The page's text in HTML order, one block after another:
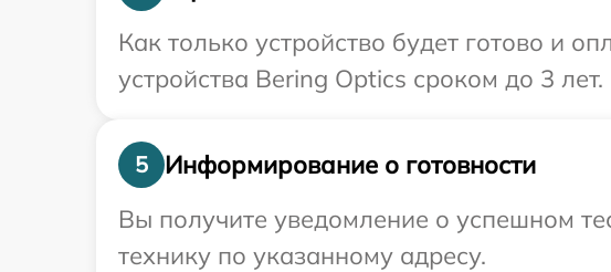
Как только устройство будет готово и
устройства Bering Optics сроком до 3 лет.
5
Информирование о готовности
Вы получите уведомление о успешном
технику по указанному адресу.